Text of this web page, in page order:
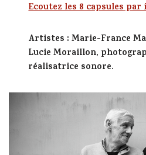
Ecoutez les 8 capsulespar
Artistes : Marie-France
Lucie Moraillon,
réalisatrice sonore.